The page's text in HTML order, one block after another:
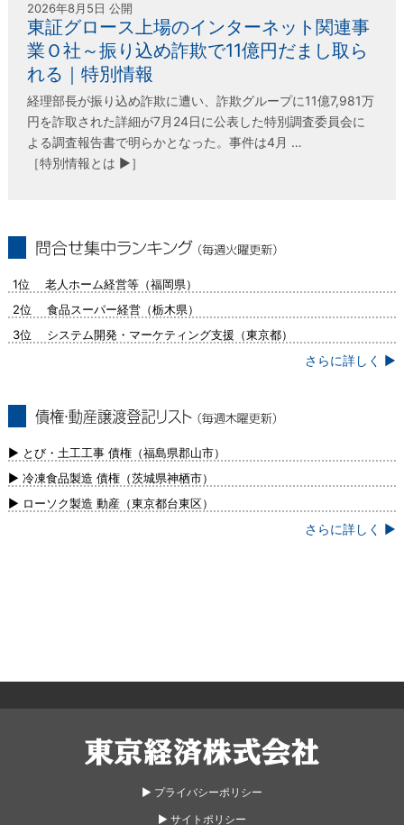
2026年8月5日 公開
東証グロース上場のインターネット関連事
業Ｏ社～振り込め詐欺で11億円だまし取ら
れる｜特別情報
経理部長が振り込め詐欺に遭い、詐欺グループに11億7,981万
円を詐取された詳細が7月24日に公表した特別調査委員会に
よる調査報告書で明らかとなった。事件は4月 …
［特別情報とは ▶］
1位 老人ホーム経営等（福岡県）
2位 食品スーパー経営（栃木県）
3位 システム開発・マーケティング支援（東京都）
さらに詳しく ▶
新）
▶ とび・土工工事 債権（福島県郡山市）
▶ 冷凍食品製造 債権（茨城県神栖市）
▶ ローソク製造 動産（東京都台東区）
さらに詳しく ▶
▶︎ プライバシーポリシー
▶︎ サイトポリシー